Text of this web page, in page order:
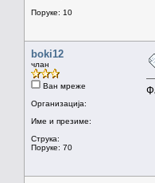
Поруке: 10
boki12
члан
Ван мреже
Организација:
Име и презиме:
Струка:
Поруке: 70